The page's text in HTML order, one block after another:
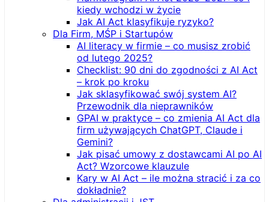
kiedy wchodzi w życie
Jak AI Act klasyfikuje ryzyko?
Dla Firm, MŚP i Startupów
AI literacy w firmie – co musisz zrobić
od lutego 2025?
Checklist: 90 dni do zgodności z AI Act
– krok po kroku
Jak sklasyfikować swój system AI?
Przewodnik dla nieprawników
GPAI w praktyce – co zmienia AI Act dla
firm używających ChatGPT, Claude i
Gemini?
Jak pisać umowy z dostawcami AI po AI
Act? Wzorcowe klauzule
Kary w AI Act – ile można stracić i za co
dokładnie?